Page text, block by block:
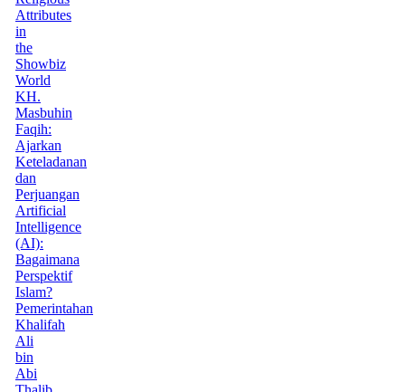
Attributes
in
the
Showbiz
World
KH.
Masbuhin
Faqih:
Ajarkan
Keteladanan
dan
Perjuangan
Artificial
Intelligence
(AI):
Bagaimana
Perspektif
Islam?
Pemerintahan
Khalifah
Ali
bin
Abi